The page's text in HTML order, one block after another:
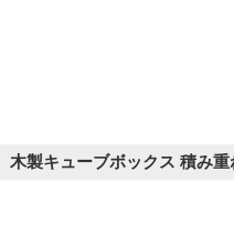
木製キューブボックス 積み